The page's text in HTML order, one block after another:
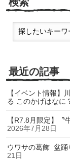
最近の記事
【イベント情報】
る このかげはなに
【R7.8月限定】
2026年7月28日
ウワサの葛飾 盆
21日